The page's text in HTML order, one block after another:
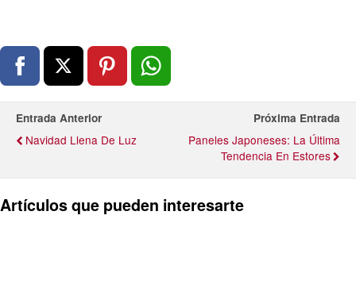
Entrada Anterior
Navidad Llena De Luz
Próxima Entrada
Paneles Japoneses: La Última
Tendencia En Estores
Artículos que pueden interesarte